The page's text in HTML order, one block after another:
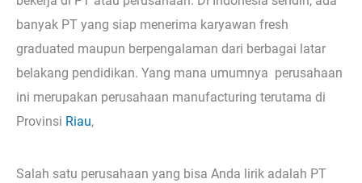
banyak PT yang siap menerima karyawan fresh
graduated maupun berpengalaman dari berbagai latar
belakang pendidikan. Yang mana umumnya perusahaan
ini merupakan perusahaan manufacturing terutama di
Provinsi Riau,
Salah satu perusahaan yang bisa Anda lirik adalah PT